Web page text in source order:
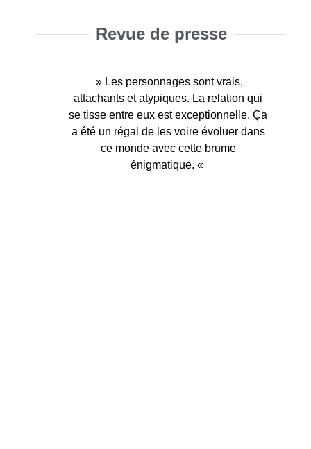
Revue de presse
» Les personnages sont vrais,
attachants et atypiques. La relation qui
se tisse entre eux est exceptionnelle. Ça
a été un régal de les voire évoluer dans
ce monde avec cette brume
énigmatique. «